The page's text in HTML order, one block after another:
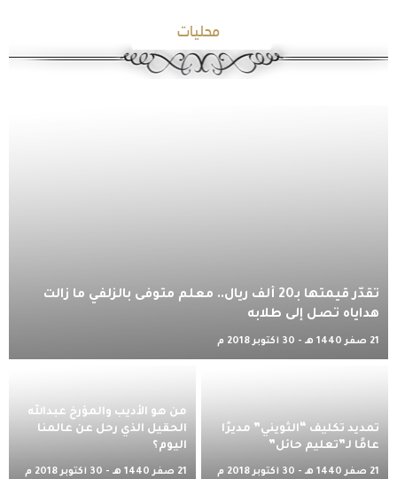
محليات
تُقدّر قيمتها بـ20 ألف ريال.. معلم متوفى بالزلفي ما زالت
هداياه تصل إلى طلابه
21 صفر 1440 هـ - 30 أكتوبر 2018 م
تمديد تكليف “الثويني” مديرًا
عامًا لـ”تعليم حائل”
21 صفر 1440 هـ - 30 أكتوبر 2018 م
من هو الأديب والمؤرخ عبدالله
الحقيل الذي رحل عن عالمنا
اليوم؟
21 صفر 1440 هـ - 30 أكتوبر 2018 م